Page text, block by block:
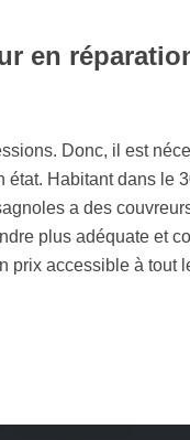
en
Donc, il est
état. Habitant dans le
a des
plus adéquate et
prix accessible à tout